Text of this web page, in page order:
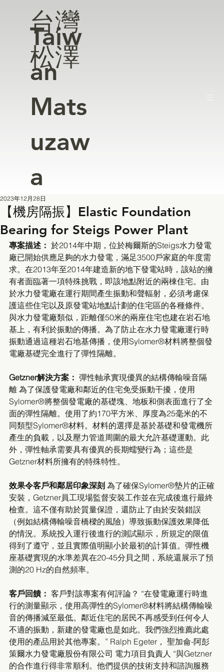
台灣
松澤
Taiw
an
Mats
uzaw
a
【機房隔振】Elastic Foundation
Bearing for Steigs Power Plant
2023年12月28日
專案描述： 於2014年中期，位於梅爾斯的Steigs水力發電
廠已開始供應足夠的水力發電，滿足3500戶家庭的年度需
求。在2013年至2014年建造新的地下發電站時，該站的擁
有者面臨著一項特殊挑戰，即該地點附近的兩棟住宅。由
於水力發電廠在運行期間產生振動和聲輻射，必須考慮保
護這些住宅以及原發電站地點計劃的住宅區的各種條件。
與水力發電廠類似，距離僅50米的兩座住宅也建在岩石地
基上，有利於振動的傳播。為了防止在水力發電廠運行時
振動通過這種岩石地基傳播，使用Sylomer®材料將整個發
電廠基礎完全進行了彈性隔離。
Getzner解決方案： 彈性軸承實現優異的結構傳輸噪音隔
離 為了保護發電廠和鄰近的住宅免受振動干擾，使用
Sylomer®將整個發電廠的基礎塊、地板和側表面進行了全
面的彈性隔離。使用了約170平方米、厚度為25毫米的不
同類型Sylomer®材料。材料的選擇是基於基礎和發電機所
產生的負載，以及壓力管道周圍的最大允許基礎運動。此
外，彈性軸承需要具有優異的長期蠕變行為；這些是
Getzner材料所擁有的特殊特性。
效果令客戶和鄰居印象深刻 為了確保Sylomer®墊片的正確
安裝，Getzner員工現場監督安裝工作並在完成後進行最終
檢查。這不僅有助於質量保證，還防止了由於安裝錯誤
（例如結構傳輸噪音橋樑的風險）導致振動保護效果降低
的情況。系統投入運行後進行的測試顯示，所規定的限值
得到了遵守，並且實際值明顯小於最初的計算值。彈性機
座基礎實現的水準差異在20-45分貝之間，系統還展示了預
測的20 Hz的自然頻率。
客戶回饋： 客戶對該專案有何評論？ “在發電廠運行時進
行的測量顯示，使用高彈性的Sylomer®材料將結構傳輸噪
音的傳播減至最低。鄰近住宅的居民不再感受到任何令人
不適的振動，新建的發電廠也是如此。我們強烈推薦此處
使用的產品用於其他專案。” Ralph Egeter， 聖加侖-阿彭
策爾水力發電廠股份有限公司 電力項目負責人 “與Getzner
的合作進行得非常順利。他們提供的技術支持和諮詢服務